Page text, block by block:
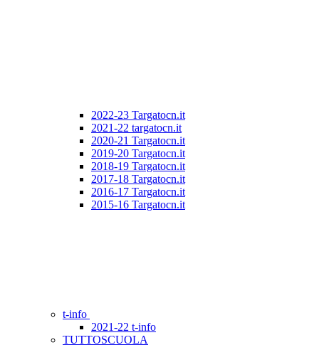
2022-23 Targatocn.it
2021-22 targatocn.it
2020-21 Targatocn.it
2019-20 Targatocn.it
2018-19 Targatocn.it
2017-18 Targatocn.it
2016-17 Targatocn.it
2015-16 Targatocn.it
t-info
2021-22 t-info
TUTTOSCUOLA